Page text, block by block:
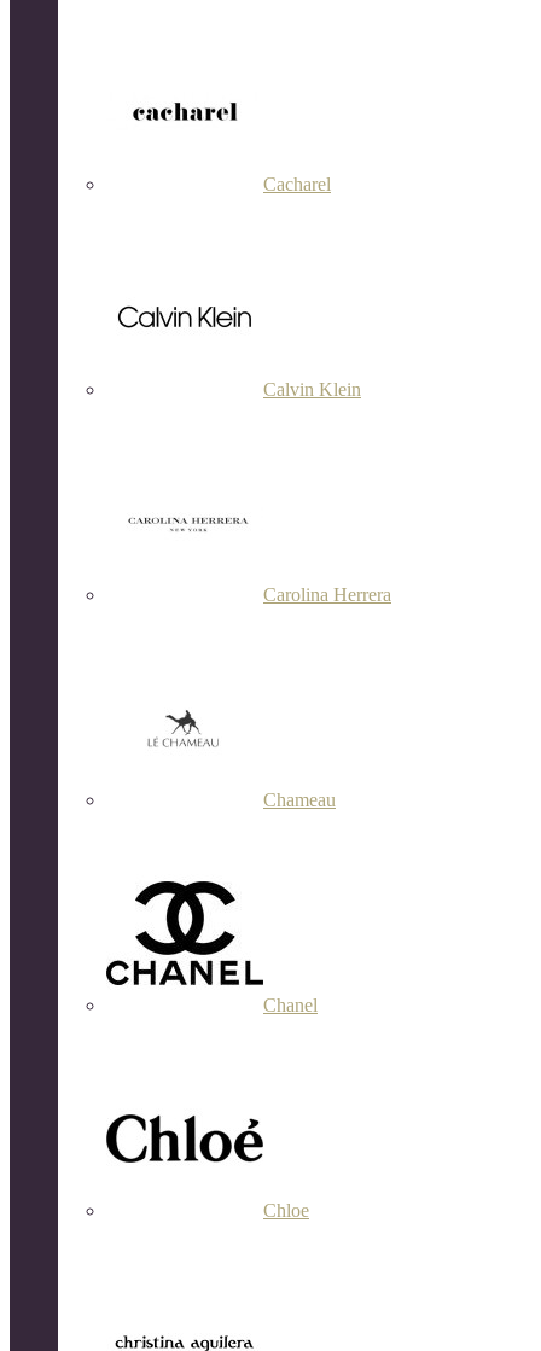
Cacharel
Calvin Klein
Carolina Herrera
Chameau
Chanel
Chloe